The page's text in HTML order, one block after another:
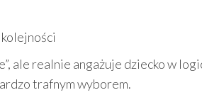
ale realnie angażuje dziecko w
trafnym wyborem.